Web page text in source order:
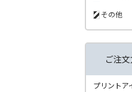
その他
ご注
プリントア